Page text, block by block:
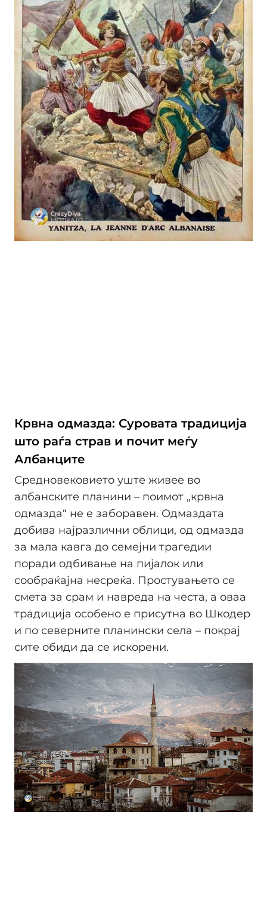
Крвна одмазда: Суровата традиција
што раѓа страв и почит меѓу
Албанците
Средновековието уште живее во
албанските планини – поимот „крвна
одмазда“ не е заборавен. Одмаздата
добива најразлични облици, од одмазда
за мала кавга до семејни трагедии
поради одбивање на пијалок или
сообраќајна несреќа. Простувањето се
смета за срам и навреда на честа, а оваа
традиција особено е присутна во Шкодер
и по северните планински села – покрај
сите обиди да се искорени.